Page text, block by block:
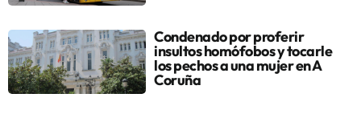
Condenado por proferir
insultos homófobos y tocarle
los pechos a una mujer en A
Coruña